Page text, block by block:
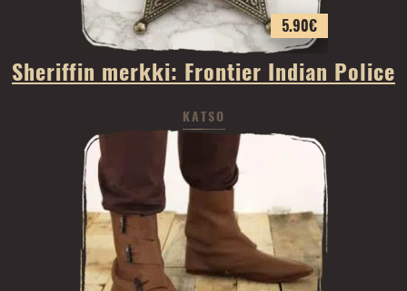
5.90€
Sheriffin merkki: Frontier Indian Police
KATSO